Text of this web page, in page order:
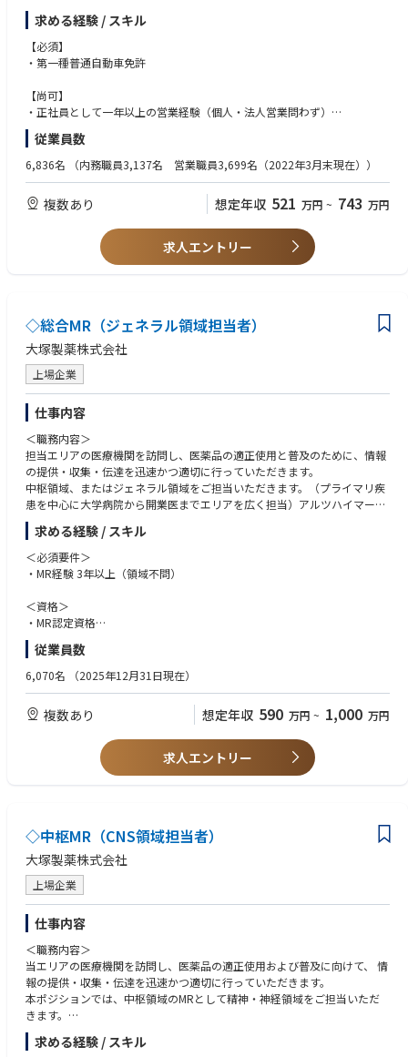
《顧客》
公共交通機関やオフィスビル、商業施設、病院、大学などさまざまな建物
に当社の製品が導入されています。いずれの営業職でも幅広い業界のお客
様と関わりながら、建物を利用する“エンドユーザーに近い立場”で提案で
単なる機器販売ではなく、建物全体の利便性向上や安全性に貢献できる営
業としてやりがいを感じられる環境です。
《担当台数》
担当エリアによりますが、1人当たり600～1,000台を担当します。
当社の製品は、公共交通機関やオフィスビル、商業施設など多くの施設に
て難易度の高い建物に挑戦していくこともできます！当社が扱うエレベー
ター・エスカレーターの種類は500以上にも及びます。建物の立地や用途
■当社の魅力：
◎当社はエレベーターやエスカレーターの製造・据付・サービスを行う世
界のリーディングカンパニーであるオーチスの日本法人です。オーチスは
世界中で業界最多となる230万台以上のエレベーターとエスカレーターを
メンテナンスし、毎日約23億人がオーチスの製品を利用しています。
◎会社として生涯学習を奨励しており、多岐に亘る資格の取得を奨励して
います。
英語の学習費用や各種資格取得に関する費用は会社負担。希望者はMBAの
習得なども可能です（社内選考あり）。
通信教育制度も手厚く、働きながらの資格取得が可能です。
・中小企業と密接に関わる各種団体と提携。他社にはない強固な営業基盤
・企業経営のリスクや借入の観点からのコンサルティング提案
※飛び込みの営業はなし
※親戚や友人への勧誘は一切なし
※給与は固定給（歩合制ではありません）
・当社代理店※の経営・販売支援・育成・教育業務(顧客マーケットの分
析/販促方法の提案/商品知識の提供等)を担当。※当社代理店：税理士代理
店、損保代理店、金融機関等
・チームでの協働（個人での目標設定はなし）
・営業職員の育成・支援・管理・採用等、マネジメント業務全般を担当。
※営業職員としての採用ではありません。
しかし、ご自身のキャリアで東京への就業でキャリアチェンジすることも
可能です。
詳しくは下記キャリアパスの例をご参照ください。
■配属について 下記エリアで転居を伴う転勤はなし ※各拠点募集中！
※各拠点で若干名採用です。
【首都圏】
東京都豊島区東池袋１－５－６ ビック池袋東口ビル８階「東京北ＴＫＣ
企業保険支社」
東京都中央区日本橋小網町１７－１０ 日本橋小網町スクエアビル８階「東
京税理士推進支社」
千葉市中央区新宿２－５－３ 千葉大同生命ビル６階「千葉税理士推進支
社」
【北海道】
札幌市中央区北三条西３－１ 大同生命札幌ビル１２階「北海道ＴＫＣ企
業保険支社」
旭川市四条通１０－左７ アルファ旭川ビル２階「北海道ＴＫＣ企業保険
支社 道北推進課」
【関信越地区】
新潟県新潟市中央区上大川前通六番町１２１４－２ 大同生命新潟ビル３
階「東日本税理士推進支社北関東信越税理士推進営業部 新潟推進課」
長野市南千歳１－１２－７ 新正和ビル５階「長野ＴＫＣ企業保険支社
前橋市南町３－９－５ 大同生命前橋ビル４階「群馬ＴＫＣ企業保険支
社」
水戸市桜川１－１－２５ 大同生命水戸ビル３階「茨城ＴＫＣ企業保険支
社 水戸推進課」
神栖市大野原３丁目２－１０ パレスビルⅢ ２０２号室「茨城ＴＫＣ企
業保険支社 鹿島推進課」
長岡市今朝白１－８－１８ 長岡センタービル２階「新潟ＴＫＣ企業保険
支社 長岡推進課」
埼玉県さいたま市大宮区桜木町４－３３３－１３ 大同生命さいたま大宮ビ
ル３階「東日本税理士推進支社」
宇都宮市大通４－１－１８ 宇都宮大同生命ビル４階「東日本税理士推進
支社北関東信越税理士推進営業部 宇都宮推進課」
【北陸地区(金沢、富山)】
求める経験 / スキル
【必須】
・第一種普通自動車免許
【尚可】
・正社員として一年以上の営業経験（個人・法人営業問わず）
・金融機関での営業経験
従業員数
6,836名 （内務職員3,137名 営業職員3,699名（2022年3月末現在））
複数あり 想定年収 521 万円 ~ 743 万円
求人エントリー
◇総合MR（ジェネラル領域担当者）
大塚製薬株式会社
上場企業
仕事内容
＜職務内容＞
担当エリアの医療機関を訪問し、医薬品の適正使用と普及のために、情報
の提供・収集・伝達を迅速かつ適切に行っていただきます。
中枢領域、またはジェネラル領域をご担当いただきます。（プライマリ疾
患を中心に大学病院から開業医までエリアを広く担当）アルツハイマー型
認知症・高血圧・高脂血症、逆流性食道炎、アトピー
求める経験 / スキル
＜必須要件＞
・MR経験 3年以上（領域不問）
＜資格＞
・MR認定資格
・普通運転免許
＜歓迎要件＞
・社内外の関係部署と協調して連携、行動できるコミュニケーション能力
・周囲を巻き込みながら、業務を遂行できるリーダーシップ
＜マインド・人柄＞
・地域医療に貢献しようとする志のある方
従業員数
6,070名 （2025年12月31日現在）
複数あり 想定年収 590 万円 ~ 1,000 万円
求人エントリー
◇中枢MR（CNS領域担当者）
大塚製薬株式会社
上場企業
仕事内容
＜職務内容＞
当エリアの医療機関を訪問し、医薬品の適正使用および普及に向けて、 情
報の提供・収集・伝達を迅速かつ適切に行っていただきます。
本ポジションでは、中枢領域のMRとして精神・神経領域をご担当いただ
きます。
2024年以降は認知症領域にも関わり、担当先は精神科に加え、脳神経内科
や介護施設など、幅広い領域にわたります。
求める経験 / スキル